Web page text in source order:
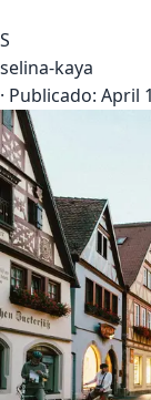
S
selina-kaya
· Publicado: April